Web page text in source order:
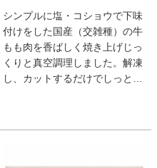
シンプルに塩・コショウで下味
付けをした国産（交雑種）の牛
もも肉を香ばしく焼き上げじっ
くりと真空調理しました。解凍
し、カットするだけでしっとり